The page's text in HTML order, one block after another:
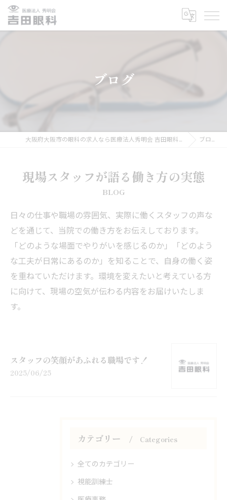
ブログ
大阪府大阪市の眼科の求人なら医療法人秀明会 吉田眼科医院 ブログ
現場スタッフが語る働き方の実態
BLOG
日々の仕事や職場の雰囲気、実際に働くスタッフの声な
どを通じて、当院での働き方をお伝えしております。
「どのような場面でやりがいを感じるのか」「どのよう
な工夫が日常にあるのか」を知ることで、自身の働く姿
を重ねていただけます。環境を変えたいと考えている方
に向けて、現場の空気が伝わる内容をお届けいたしま
す。
スタッフの笑顔があふれる職場です！
2025/06/25
カテゴリー Categories
全てのカテゴリー
視能訓練士